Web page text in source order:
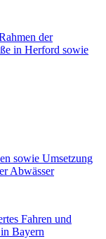
der
in Herford sowie
sowie Umsetzung
Abwässer
Fahren und
Bayern